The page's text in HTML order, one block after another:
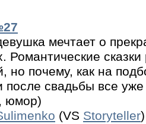
мечтает о
Романтические
но почему, как на
после свадьбы все
юмор)
(VS Storyteller